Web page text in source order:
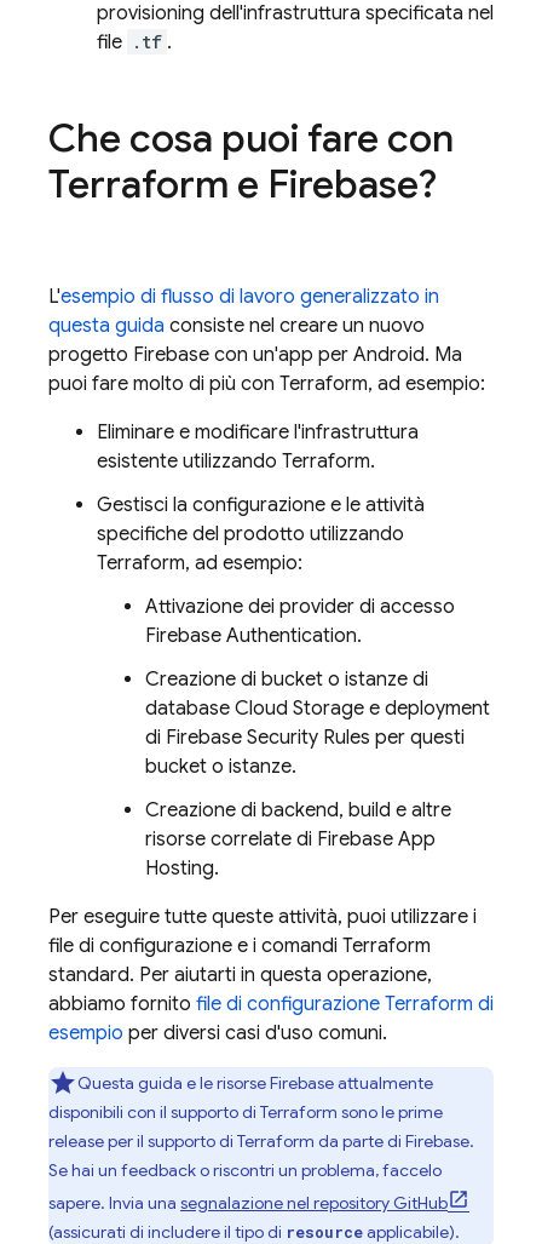
provisioning dell'infrastruttura specificata nel
file .tf .
Che cosa puoi fare con
Terraform e Firebase?
L'esempio di flusso di lavoro generalizzato in
questa guida consiste nel creare un nuovo
progetto Firebase con un'app per Android. Ma
puoi fare molto di più con Terraform, ad esempio:
Eliminare e modificare l'infrastruttura
esistente utilizzando Terraform.
Gestisci la configurazione e le attività
specifiche del prodotto utilizzando
Terraform, ad esempio:
Attivazione dei provider di accesso
Firebase Authentication.
Creazione di bucket o istanze di
database Cloud Storage e deployment
di Firebase Security Rules per questi
bucket o istanze.
Creazione di backend, build e altre
risorse correlate di Firebase App
Hosting.
Per eseguire tutte queste attività, puoi utilizzare i
file di configurazione e i comandi Terraform
standard. Per aiutarti in questa operazione,
abbiamo fornito file di configurazione Terraform di
esempio per diversi casi d'uso comuni.
Questa guida e le risorse Firebase attualmente
disponibili con il supporto di Terraform sono le prime
release per il supporto di Terraform da parte di Firebase.
Se hai un feedback o riscontri un problema, faccelo
sapere. Invia una segnalazione nel repository GitHub
(assicurati di includere il tipo di resourceapplicabile).